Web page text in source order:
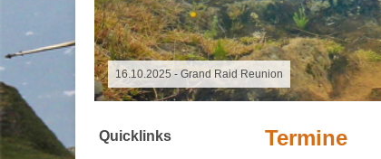
16.10.2025 - Grand Raid Reunion
Quicklinks Termine